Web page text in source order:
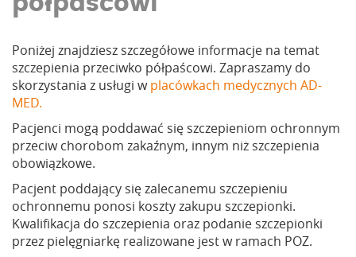
Poniżej znajdziesz szczegółowe informacje na temat
szczepienia przeciwko półpaścowi. Zapraszamy do
skorzystania z usługi wplacówkach medycznych AD-
MED.
Pacjenci mogą poddawać się szczepieniom ochronnym
przeciw chorobom zakaźnym, innym niż szczepienia
obowiązkowe.
Pacjent poddający się zalecanemu szczepieniu
ochronnemu ponosi koszty zakupu szczepionki.
Kwalifikacja do szczepienia oraz podanie szczepionki
przez pielęgniarkę realizowane jest w ramach POZ.